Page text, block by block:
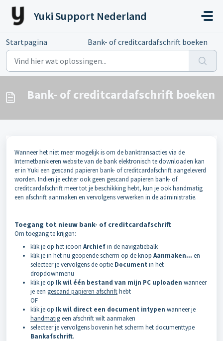
Doorgaan naar hoofdinhoud
Yuki Support Nederland
Startpagina Bank- of creditcardafschrift boeken
Bank- of creditcardafschrift boeken
Wanneer het niet meer mogelijk is om de banktransacties via de
Internetbankieren website van de bank elektronisch te downloaden kan
er in Yuki een gescand papieren bank- of creditcardafschrift aangeleverd
worden. Indien je echter ook geen gescand papieren bank- of
creditcardafschrift meer tot je beschikking hebt, kun je ook handmatig
een afschrift aanmaken en vervolgens verwerken in de administratie.
Toegang tot nieuw bank- of creditcardafschrift
Om toegang te krijgen:
klik je op het icoon Archiefin de navigatiebalk
klik je in het nu geopende scherm op de knop Aanmaken... en
selecteer je vervolgens de optie Document in het
dropdownmenu
klik je op Ik wil één bestand van mijn PC uploaden wanneer
je een gescand papieren afschrifthebt
OF
klik je op Ik wil direct een document intypen wanneer je
handmatigeen afschrift wilt aanmaken
selecteer je vervolgens bovenin het scherm het documenttype
Bankafschrift.